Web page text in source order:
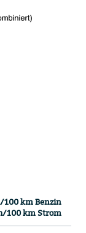
100 km Benzin
100 km Strom